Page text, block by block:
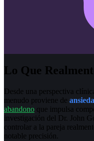
Lo Que
Desde una perspectiva
menudo proviene de
abandono que impulsa
investigación del Dr. John
controlar a la pareja
notable precisión.